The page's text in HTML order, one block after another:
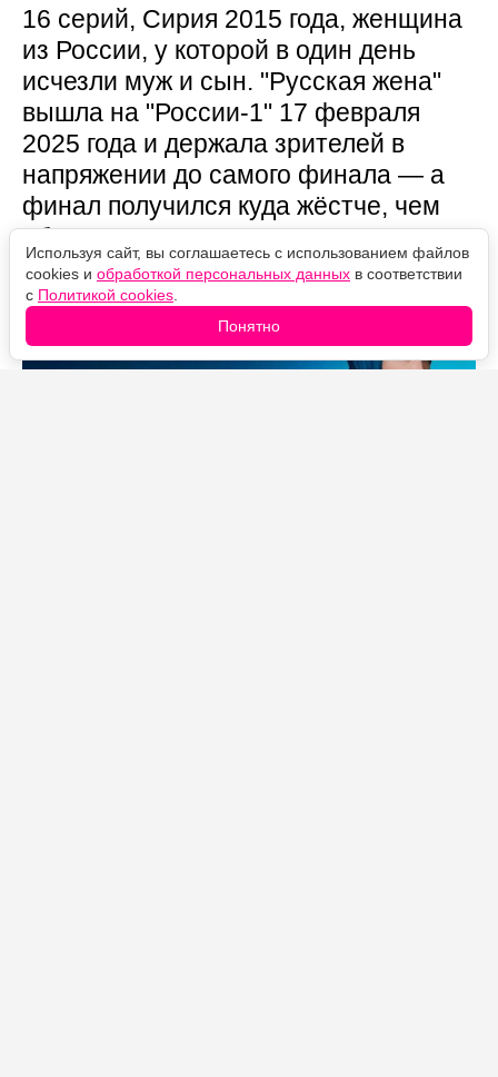
16 серий, Сирия 2015 года, женщина
из России, у которой в один день
исчезли муж и сын. "Русская жена"
вышла на "России-1" 17 февраля
2025 года и держала зрителей в
напряжении до самого финала — а
финал получился куда жёстче, чем
обещала мелодраматическая
обёртка.
Используя сайт, вы соглашаетесь с использованием файлов
cookies и обработкой персональных данных в соответствии
с Политикой cookies
Понятно